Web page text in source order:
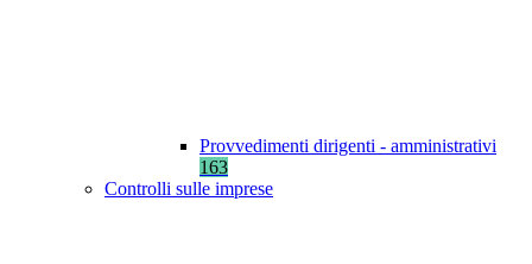
Provvedimenti dirigenti - amministrativi
163
Controlli sulle imprese